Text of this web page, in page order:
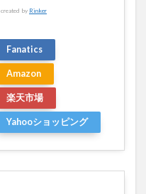
created by Rinker
Fanatics
Amazon
楽天市場
Yahooショッピング